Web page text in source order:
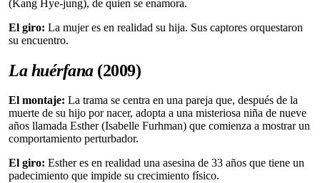
(Kang Hye-jung), de quien se enamora.
El giro: La mujer es en realidad su hija. Sus captores orquestaron
su encuentro.
La huérfana(2009)
El montaje: La trama se centra en una pareja que, después de la
muerte de su hijo por nacer, adopta a una misteriosa niña de nueve
años llamada Esther (Isabelle Furhman) que comienza a mostrar un
comportamiento perturbador.
El giro: Esther es en realidad una asesina de 33 años que tiene un
padecimiento que impide su crecimiento físico.